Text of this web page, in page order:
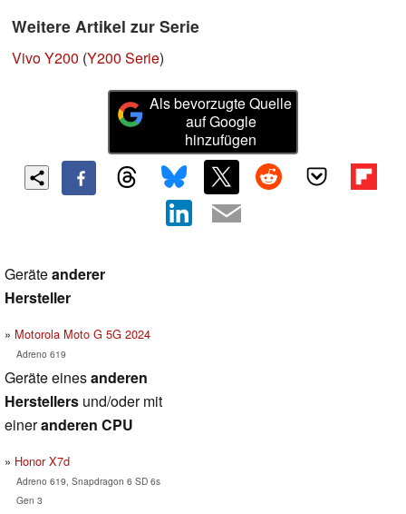
Weitere Artikel zur Serie
Vivo Y200 (Y200 Serie)
Als bevorzugte Quelle
auf Google
hinzufügen
Geräteanderer
Hersteller
Motorola Moto G 5G 2024
Adreno 619
Geräte einesanderen
Herstellers und/oder mit
eineranderen CPU
Honor X7d
Adreno 619, Snapdragon 6 SD 6s
Gen 3